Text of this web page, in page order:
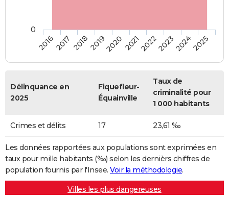
20162017 20182019202020212022202320242025
0
Délinquance en
2025
Fiquefleur-
Équainville
Taux de
criminalité pour
1 000 habitants
Crimes et délits 17 23,61 ‰
Les données rapportées aux populations sont exprimées en
taux pour mille habitants (‰) selon les dernièrs chiffres de
population fournis par l'Insee. Voir la méthodologie.
Villes les plus dangereuses